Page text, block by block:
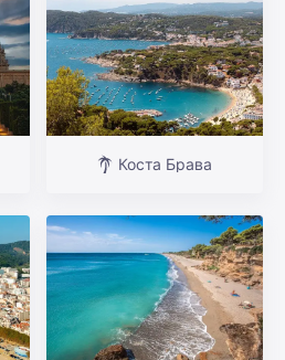
Коста Брава